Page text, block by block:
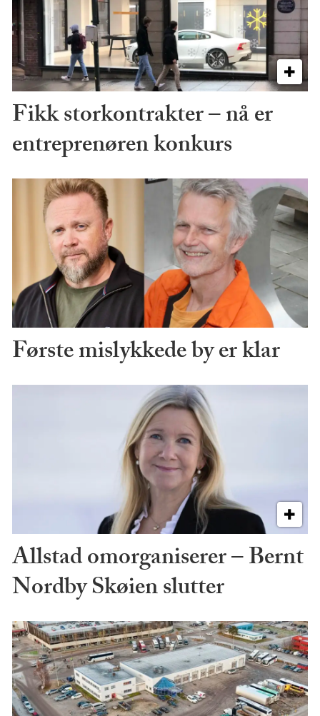
Fikk storkontrakter – nå er
entreprenøren konkurs
Første mislykkede by er klar
Allstad omorganiserer – Bernt
Nordby Skøien slutter